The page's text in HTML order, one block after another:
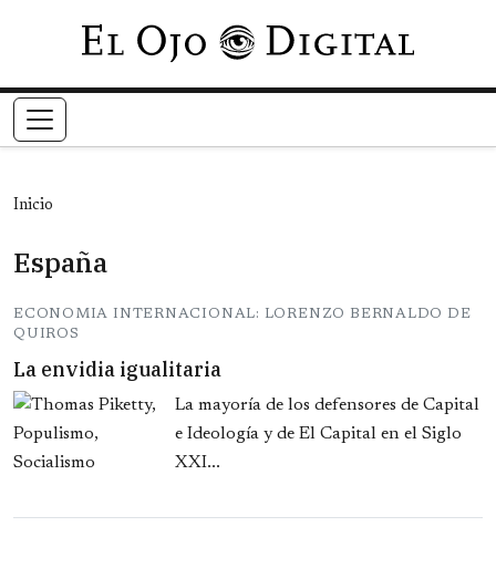
Pasar al contenido principal
Inicio
España
ECONOMIA INTERNACIONAL: LORENZO BERNALDO DE
QUIROS
La envidia igualitaria
La mayoría de los defensores de Capital
e Ideología y de El Capital en el Siglo
XXI...